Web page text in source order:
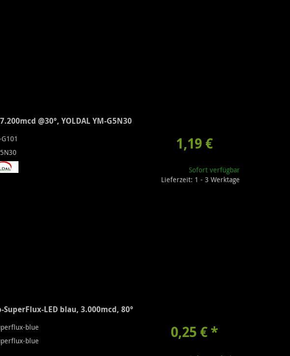
@30°, YOLDAL YM-G5N30
1,19 €
Sofort verfügbar
Lieferzeit: 1 - 3 Werktage
LED blau, 3.000mcd, 80°
blue
blue
0,25 € *